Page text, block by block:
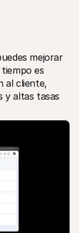
mejorar
es
al cliente,
y altas tasas